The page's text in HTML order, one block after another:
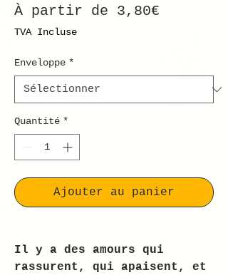
À partir de 3,80€
TVA Incluse
Enveloppe *
Quantité *
Ajouter au panier
Il y a des amours qui
rassurent, qui apaisent, et